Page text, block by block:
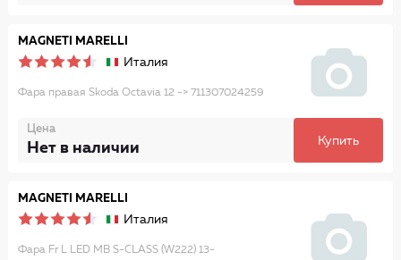
MAGNETI MARELLI
Италия
Фара правая Skoda Octavia 12 -> 711307024259
Цена
Нет в наличии Купить
MAGNETI MARELLI
Италия
Фара Fr L LED MB S-CLASS (W222) 13-